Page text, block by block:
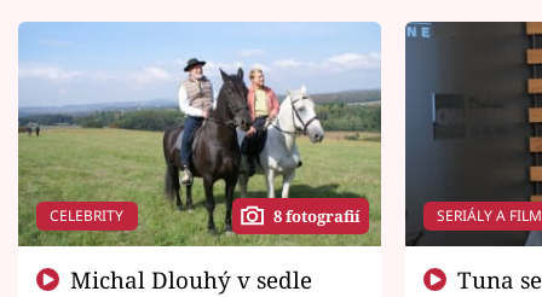
Sledujte nás
CELEBRITY 8 fotografií SERIÁLY A